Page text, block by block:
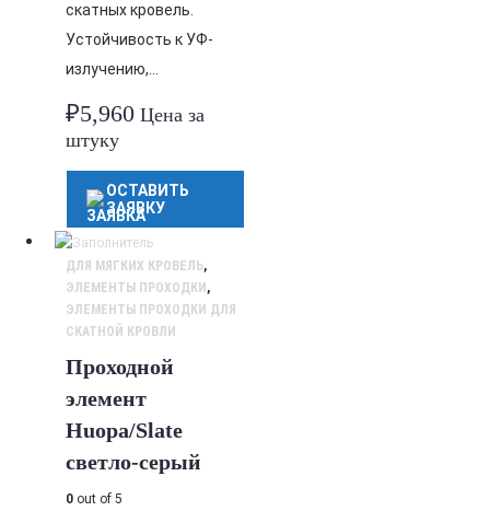
скатных кровель.
Устойчивость к УФ-
излучению,…
₽5,960 Цена за
штуку
ОСТАВИТЬ
ЗАЯВКУ
ДЛЯ МЯГКИХ КРОВЕЛЬ,
ЭЛЕМЕНТЫ ПРОХОДКИ,
ЭЛЕМЕНТЫ ПРОХОДКИ ДЛЯ
СКАТНОЙ КРОВЛИ
Проходной
элемент
Huopa/Slate
светло-серый
0 out of 5